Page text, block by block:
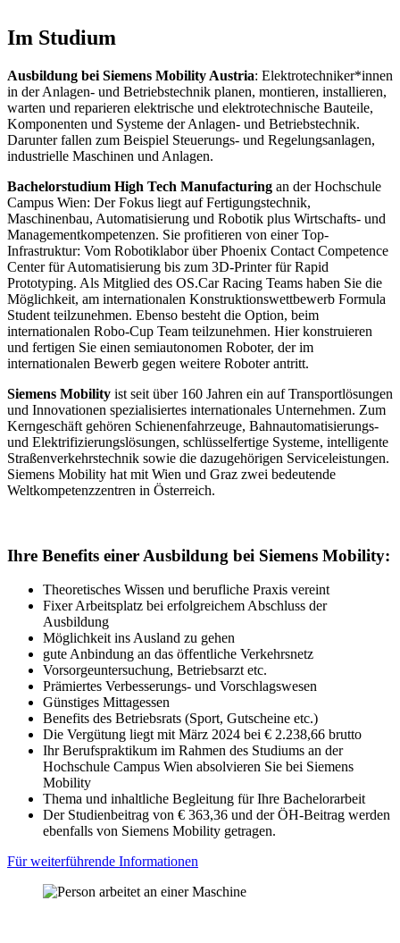
Im Studium
Ausbildung bei Siemens Mobility Austria: Elektrotechniker*innen
in der Anlagen- und Betriebstechnik planen, montieren, installieren,
warten und reparieren elektrische und elektrotechnische Bauteile,
Komponenten und Systeme der Anlagen- und Betriebstechnik.
Darunter fallen zum Beispiel Steuerungs- und Regelungsanlagen,
industrielle Maschinen und Anlagen.
Bachelorstudium High Tech Manufacturing an der Hochschule
Campus Wien: Der Fokus liegt auf Fertigungstechnik,
Maschinenbau, Automatisierung und Robotik plus Wirtschafts- und
Managementkompetenzen. Sie profitieren von einer Top-
Infrastruktur: Vom Robotiklabor über Phoenix Contact Competence
Center für Automatisierung bis zum 3D-Printer für Rapid
Prototyping. Als Mitglied des OS.Car Racing Teams haben Sie die
Möglichkeit, am internationalen Konstruktionswettbewerb Formula
Student teilzunehmen. Ebenso besteht die Option, beim
internationalen Robo-Cup Team teilzunehmen. Hier konstruieren
und fertigen Sie einen semiautonomen Roboter, der im
internationalen Bewerb gegen weitere Roboter antritt.
Siemens Mobility ist seit über 160 Jahren ein auf Transportlösungen
und Innovationen spezialisiertes internationales Unternehmen. Zum
Kerngeschäft gehören Schienenfahrzeuge, Bahnautomatisierungs-
und Elektrifizierungslösungen, schlüsselfertige Systeme, intelligente
Straßenverkehrstechnik sowie die dazugehörigen Serviceleistungen.
Siemens Mobility hat mit Wien und Graz zwei bedeutende
Weltkompetenzzentren in Österreich.
Ihre Benefits einer Ausbildung bei Siemens Mobility:
Theoretisches Wissen und berufliche Praxis vereint
Fixer Arbeitsplatz bei erfolgreichem Abschluss der
Ausbildung
Möglichkeit ins Ausland zu gehen
gute Anbindung an das öffentliche Verkehrsnetz
Vorsorgeuntersuchung, Betriebsarzt etc.
Prämiertes Verbesserungs- und Vorschlagswesen
Günstiges Mittagessen
Benefits des Betriebsrats (Sport, Gutscheine etc.)
Die Vergütung liegt mit März 2024 bei € 2.238,66 brutto
Ihr Berufspraktikum im Rahmen des Studiums an der
Hochschule Campus Wien absolvieren Sie bei Siemens
Mobility
Thema und inhaltliche Begleitung für Ihre Bachelorarbeit
Der Studienbeitrag von € 363,36 und der ÖH-Beitrag werden
ebenfalls von Siemens Mobility getragen.
Für weiterführende Informationen